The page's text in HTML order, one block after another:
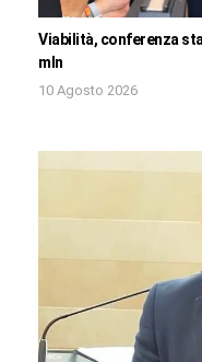
Viabilità, conferenza
mln
10 Agosto 2026